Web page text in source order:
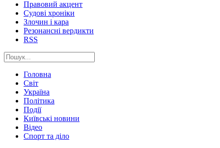
Правовий акцент
Судові хроніки
Злочин і кара
Резонансні вердикти
RSS
Головна
Світ
Україна
Політика
Події
Київські новини
Відео
Спорт та діло